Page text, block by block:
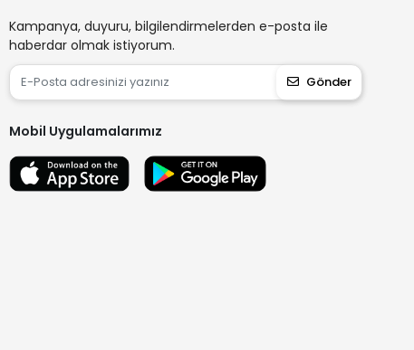
Kampanya, duyuru, bilgilendirmelerden e-posta ile
haberdar olmak istiyorum.
Gönder
Mobil Uygulamalarımız